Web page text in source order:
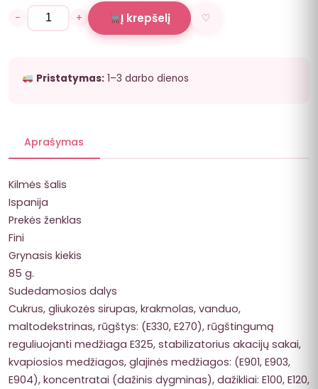
− + Į krepšelį ♡
Pristatymas:1–3 darbo dienos
Aprašymas
Kilmės šalis
Ispanija
Prekės ženklas
Fini
Grynasis kiekis
85 g.
Sudedamosios dalys
Cukrus, gliukozės sirupas, krakmolas, vanduo,
maltodekstrinas, rūgštys: (E330, E270), rūgštingumą
reguliuojanti medžiaga E325, stabilizatorius akacijų sakai,
kvapiosios medžiagos, glajinės medžiagos: (E901, E903,
E904), koncentratai (dažinis dygminas), dažikliai: E100, E120,